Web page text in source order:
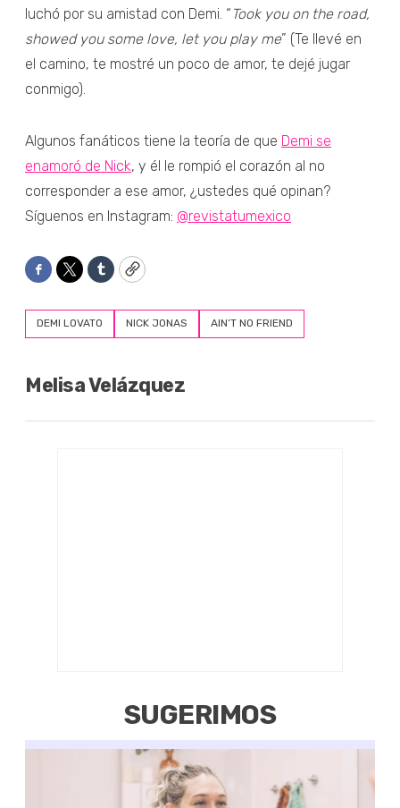
luchó por su amistad con Demi. “ Took you on the road,
showed you some love, let you play me” (Te llevé en
el camino, te mostré un poco de amor, te dejé jugar
conmigo).
Algunos fanáticos tiene la teoría de que Demi se
enamoró de Nick, y él le rompió el corazón al no
corresponder a ese amor, ¿ustedes qué opinan?
Síguenos en Instagram: @revistatumexico
Facebook
TwitterTumblrCopy
DEMI LOVATO NICK JONAS AIN’T NO FRIEND
Melisa Velázquez
SUGERIMOS